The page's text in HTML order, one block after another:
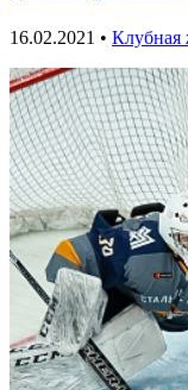
16.02.2021 • Клубная